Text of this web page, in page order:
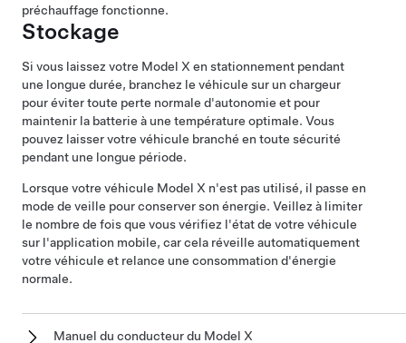
préchauffage fonctionne.
Stockage
Si vous laissez votre Model X en stationnement pendant
une longue durée, branchez le véhicule sur un chargeur
pour éviter toute perte normale d'autonomie et pour
maintenir la batterie à une température optimale. Vous
pouvez laisser votre véhicule branché en toute sécurité
pendant une longue période.
Lorsque votre véhicule Model X n'est pas utilisé, il passe en
mode de veille pour conserver son énergie. Veillez à limiter
le nombre de fois que vous vérifiez l'état de votre véhicule
sur l'application mobile, car cela réveille automatiquement
votre véhicule et relance une consommation d'énergie
normale.
Manuel du conducteur du Model X